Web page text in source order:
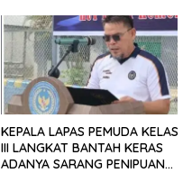
KEPALA LAPAS PEMUDA KELAS
III LANGKAT BANTAH KERAS
ADANYA SARANG PENIPUAN